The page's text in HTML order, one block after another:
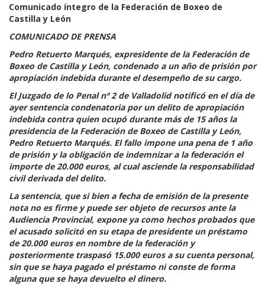
Comunicado íntegro de la Federación de Boxeo de
Castilla y León
COMUNICADO DE PRENSA
Pedro Retuerto Marqués, expresidente de la Federación de
Boxeo de Castilla y León, condenado a un año de prisión por
apropiación indebida durante el desempeño de su cargo.
El Juzgado de lo Penal nº 2 de Valladolid notificó en el día de
ayer sentencia condenatoria por un delito de apropiación
indebida contra quien ocupó durante más de 15 años la
presidencia de la Federación de Boxeo de Castilla y León,
Pedro Retuerto Marqués. El fallo impone una pena de 1 año
de prisión y la obligación de indemnizar a la federación el
importe de 20.000 euros, al cual asciende la responsabilidad
civil derivada del delito.
La sentencia, que si bien a fecha de emisión de la presente
nota no es firme y puede ser objeto de recursos ante la
Audiencia Provincial, expone ya como hechos probados que
el acusado solicitó en su etapa de presidente un préstamo
de 20.000 euros en nombre de la federación y
posteriormente traspasó 15.000 euros a su cuenta personal,
sin que se haya pagado el préstamo ni conste de forma
alguna que se haya devuelto el dinero.